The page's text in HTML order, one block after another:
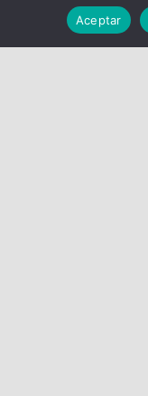
Aceptar